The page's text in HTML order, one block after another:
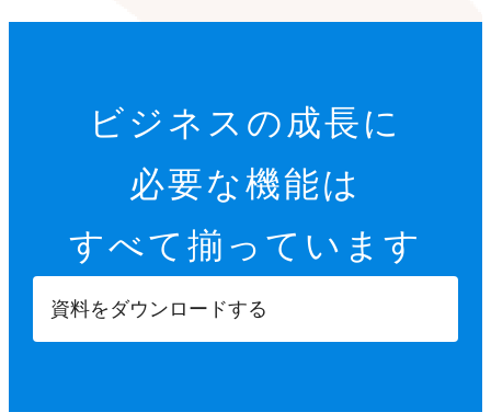
ビジネスの成長に
必要な機能は
すべて揃っています
資料をダウンロードする